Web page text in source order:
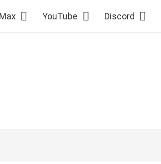
Max YouTube Discord